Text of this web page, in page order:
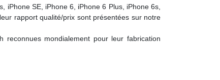
iPhone SE, iPhone 6, iPhone 6 Plus, iPhone 6s,
rapport qualité/prix sont présentées sur notre
reconnues mondialement pour leur fabrication